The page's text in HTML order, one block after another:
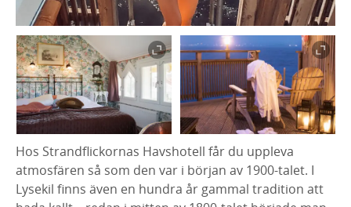
Hos Strandflickornas Havshotell får du uppleva
atmosfären så som den var i början av 1900-talet. I
Lysekil finns även en hundra år gammal tradition att